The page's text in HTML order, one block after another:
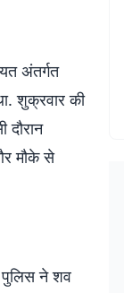
अंतर्गत
शुक्रवार की
मौके से
पुलिस ने शव